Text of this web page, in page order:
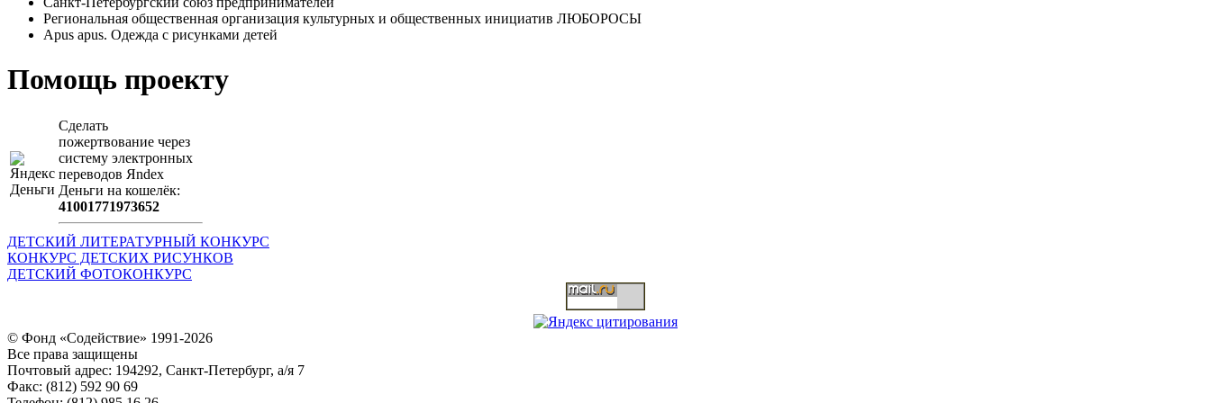
Региональная общественная организация культурных и общественных инициатив ЛЮБОРОСЫ
Apus apus. Одежда с рисунками детей
Помощь проекту
Сделать
пожертвование через
систeму элeктронных
пeрeводов Яndex
Деньги на кошeлёк:
41001771973652
ДЕТСКИЙ ЛИТЕРАТУРНЫЙ КОНКУРС
КОНКУРС ДЕТСКИХ РИСУНКОВ
ДЕТСКИЙ ФОТОКОНКУРС
© Фонд «Содействие» 1991-2026
Все права защищены
Почтовый адрес: 194292, Санкт-Петербург, а/я 7
Факс: (812) 592 90 69